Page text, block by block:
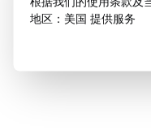
地区：美国 提供服务